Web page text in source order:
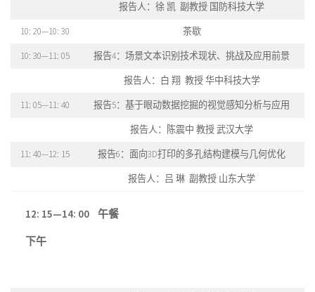
报告人：徐 凯 副教授 国防科技大学
10: 20—10: 30 茶歇
10: 30—11: 05 报告4：场景文本识别技术现状、挑战及应用前景
报告人：白 翔 教授 华中科技大学
11: 05—11: 40 报告5：基于眼动数据挖掘的视觉感知分析与应用
报告人：陈震中 教授 武汉大学
11: 40—12: 15 报告6：面向3D打印的多孔结构建模与几何优化
报告人：吕 琳 副教授 山东大学
12: 15—14: 00 午餐
下午